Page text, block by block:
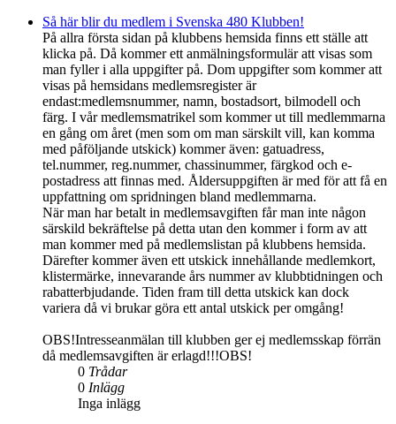
Så här blir du medlem i Svenska 480 Klubben!
På allra första sidan på klubbens hemsida finns ett ställe att
klicka på. Då kommer ett anmälningsformulär att visas som
man fyller i alla uppgifter på. Dom uppgifter som kommer att
visas på hemsidans medlemsregister är
endast:medlemsnummer, namn, bostadsort, bilmodell och
färg. I vår medlemsmatrikel som kommer ut till medlemmarna
en gång om året (men som om man särskilt vill, kan komma
med påföljande utskick) kommer även: gatuadress,
tel.nummer, reg.nummer, chassinummer, färgkod och e-
postadress att finnas med. Åldersuppgiften är med för att få en
uppfattning om spridningen bland medlemmarna.
När man har betalt in medlemsavgiften får man inte någon
särskild bekräftelse på detta utan den kommer i form av att
man kommer med på medlemslistan på klubbens hemsida.
Därefter kommer även ett utskick innehållande medlemkort,
klistermärke, innevarande års nummer av klubbtidningen och
rabatterbjudande. Tiden fram till detta utskick kan dock
variera då vi brukar göra ett antal utskick per omgång!
OBS!Intresseanmälan till klubben ger ej medlemsskap förrän
då medlemsavgiften är erlagd!!!OBS!
0 Trådar
0 Inlägg
Inga inlägg